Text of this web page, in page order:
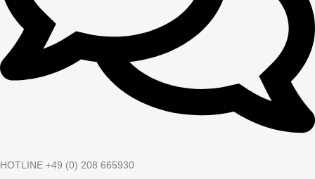
HOTLINE +49 (0) 208 665930